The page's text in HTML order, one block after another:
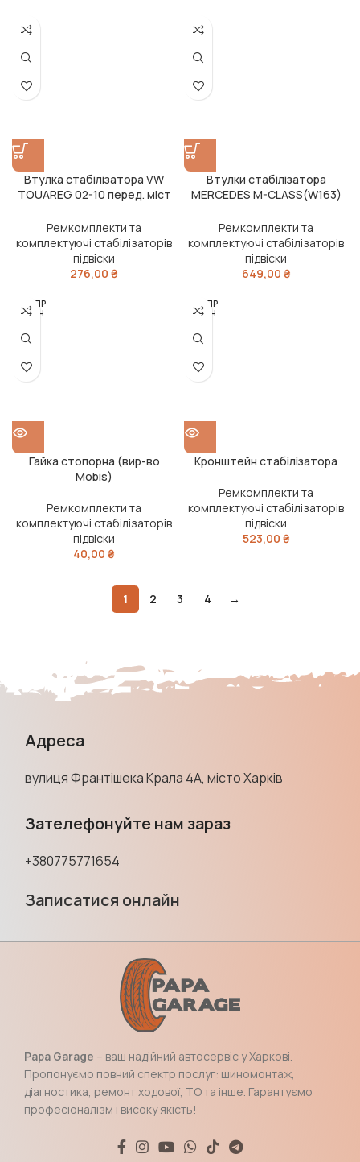
Втулка стабілізатора VW
TOUAREG 02-10 перед. міст
Ремкомплекти та
комплектуючі стабілізаторів
підвіски
276,00 ₴
Втулки стабілізатора
MERCEDES M-CLASS(W163)
FEBI)
Ремкомплекти та
комплектуючі стабілізаторів
підвіски
649,00 ₴
РОЗПР
ОДАН
Гайка стопорна (вир-во
Mobis)
Ремкомплекти та
комплектуючі стабілізаторів
підвіски
40,00 ₴
РОЗПР
ОДАН
Кронштейн стабілізатора
Ремкомплекти та
комплектуючі стабілізаторів
підвіски
523,00 ₴
1 2 3 4 →
Адреса
вулиця Франтішека Крала 4А, місто Харків
Зателефонуйте нам зараз
+380775771654
Записатися онлайн
Papa Garage – ваш надійний автосервіс у Харкові.
Пропонуємо повний спектр послуг: шиномонтаж,
діагностика, ремонт ходової, ТО та інше. Гарантуємо
професіоналізм і високу якість!